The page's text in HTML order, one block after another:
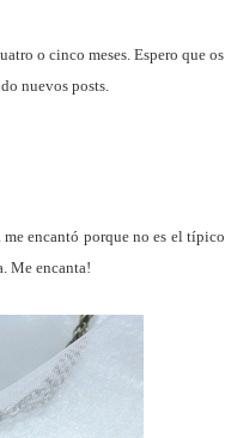
o cinco meses. Espero que os
nuevos posts.
encantó porque no es el típico
Me encanta!